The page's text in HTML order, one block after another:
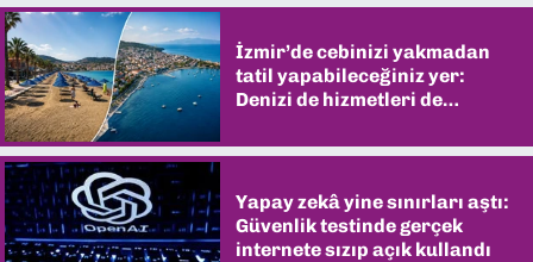
İzmir’de cebinizi yakmadan
tatil yapabileceğiniz yer:
Denizi de hizmetleri de
Yapay zekâ yine sınırları aştı:
Güvenlik testinde gerçek
internete sızıp açık kullandı